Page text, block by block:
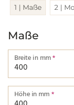
1 | Maße 2 |
Maße
Breite in mm*
Breite von einer
Höhe in mm*